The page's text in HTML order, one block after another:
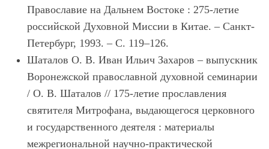
Православие на Дальнем Востоке : 275-летие
российской Духовной Миссии в Китае. – Санкт-
Петербург, 1993. – С. 119–126.
Шаталов О. В. Иван Ильич Захаров – выпускник
Воронежской православной духовной семинарии
/ О. В. Шаталов // 175-летие прославления
святителя Митрофана, выдающегося церковного
и государственного деятеля : материалы
межрегиональной научно-практической